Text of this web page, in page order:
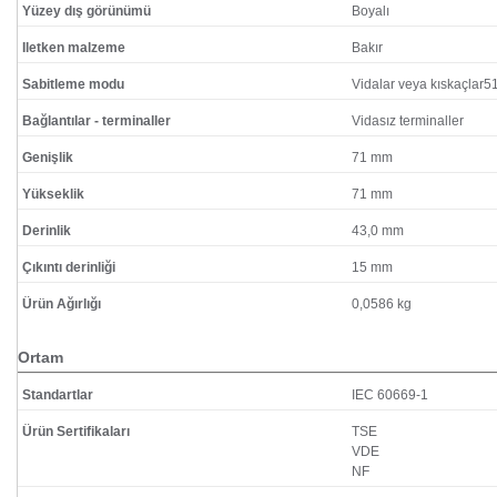
Yüzey dış görünümü Boyalı
Iletken malzeme Bakır
Sabitleme modu Vidalar veya
Bağlantılar - terminaller Vidasız terminaller
Genişlik 71 mm
Yükseklik 71 mm
Derinlik 43,0 mm
Çıkıntı derinliği 15 mm
Ürün Ağırlığı 0,0586 kg
Ortam
Standartlar IEC 60669-1
Ürün Sertifikaları
TSE
VDE
NF